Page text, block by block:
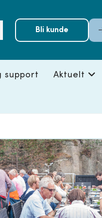
Bli kunde
support Aktuelt